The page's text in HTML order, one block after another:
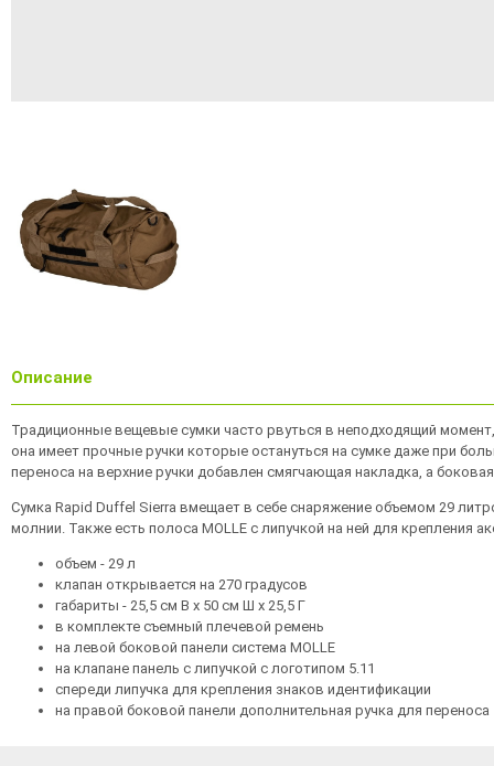
Описание
Традиционные вещевые сумки часто рвуться в неподходящий
она имеет прочные ручки которые остануться на сумке даже при
переноса на верхние ручки добавлен смягчающая накладка, а
Сумка Rapid Duffel Sierra вмещает в себе снаряжение объемом 29
молнии. Также есть полоса MOLLE с липучкой на ней для крепления
объем - 29 л
клапан открывается на 270 градусов
габариты - 25,5 см В х 50 см Ш х 25,5 Г
в комплекте съемный плечевой ремень
на левой боковой панели система MOLLE
на клапане панель с липучкой с логотипом 5.11
спереди липучка для крепления знаков идентификации
на правой боковой панели дополнительная ручка для переноса